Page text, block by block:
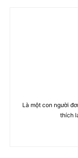
Là một con người
thích